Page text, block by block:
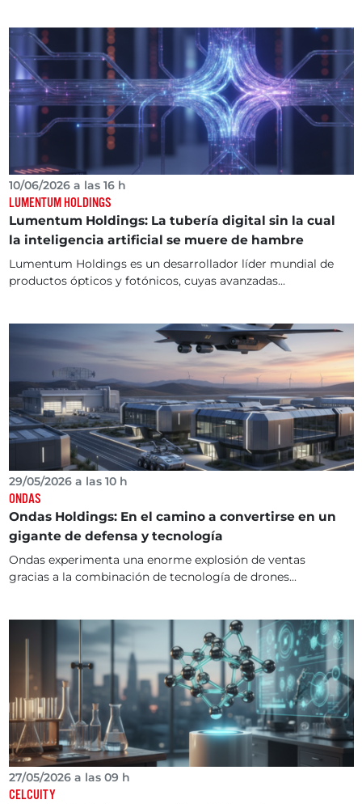
10/06/2026 a las 16 h
LUMENTUM HOLDINGS
Lumentum Holdings: La tubería digital sin la cual
la inteligencia artificial se muere de hambre
Lumentum Holdings es un desarrollador líder mundial de
productos ópticos y fotónicos, cuyas avanzadas...
29/05/2026 a las 10 h
ONDAS
Ondas Holdings: En el camino a convertirse en un
gigante de defensa y tecnología
Ondas experimenta una enorme explosión de ventas
gracias a la combinación de tecnología de drones...
27/05/2026 a las 09 h
CELCUITY